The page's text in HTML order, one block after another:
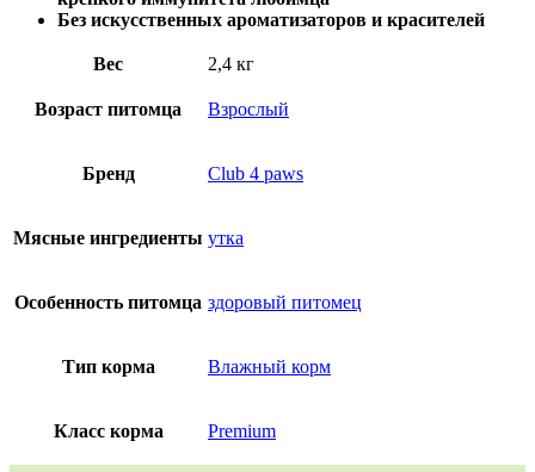
Без искусственных ароматизаторов и красителей
Вес 2,4 кг
Возраст питомца Взрослый
Бренд Club 4 paws
Мясные ингредиенты утка
Особенность питомца здоровый питомец
Тип корма Влажный корм
Класс корма Premium